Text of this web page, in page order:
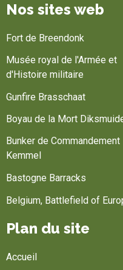
Nos sites web
Fort de Breendonk
Musée royal de l'Armée et
d'Histoire militaire
Gunfire Brasschaat
Boyau de la Mort
Bunker de Commandement
Kemmel
Bastogne Barracks
Belgium, Battlefield of
Plan du site
Accueil